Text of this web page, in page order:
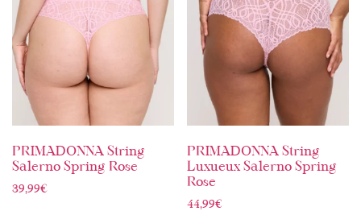
PRIMADONNA String
Salerno Spring Rose
39,99€
PRIMADONNA String
Luxueux Salerno Spring
Rose
44,99€